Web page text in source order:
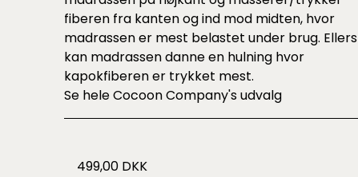
fiberen fra kanten og ind mod midten, hvor
madrassen er mest belastet under brug. Ellers
kan madrassen danne en hulning hvor
kapokfiberen er trykket mest.
Se heleCocoon Company's udvalg
499,00 DKK